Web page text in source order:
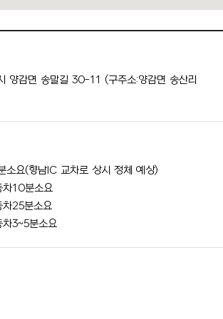
양감면 송말길 30-11 (구주소:양감면 송산리
소요(향남IC 교차로 상시 정체 예상)
차10분소요
25분소요
3~5분소요